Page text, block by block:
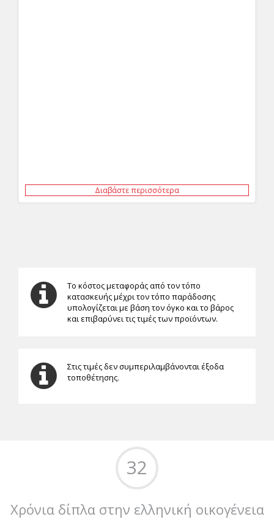
Διαβάστε περισσότερα
Το κόστος μεταφοράς από τον τόπο
κατασκευής μέχρι τον τόπο παράδοσης
υπολογίζεται με βάση τον όγκο και το βάρος
και επιβαρύνει τις τιμές των προϊόντων.
Στις τιμές δεν συμπεριλαμβάνονται έξοδα
τοποθέτησης.
32
Χρόνια δίπλα στην ελληνική οικογένεια